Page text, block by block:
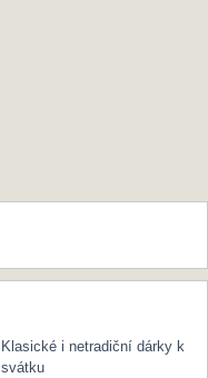
Klasické i netradiční dárky k
svátku